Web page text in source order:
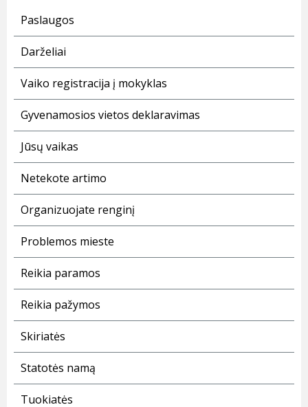
Paslaugos
Darželiai
Vaiko registracija į mokyklas
Gyvenamosios vietos deklaravimas
Jūsų vaikas
Netekote artimo
Organizuojate renginį
Problemos mieste
Reikia paramos
Reikia pažymos
Skiriatės
Statotės namą
Tuokiatės